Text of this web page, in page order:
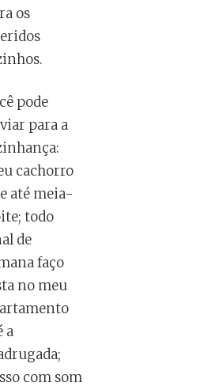
os
pode
para a
cachorro
até meia-
todo
de
faço
no meu
a
com som